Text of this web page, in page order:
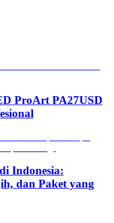
ProArt PA27USD
Indonesia:
dan Paket yang